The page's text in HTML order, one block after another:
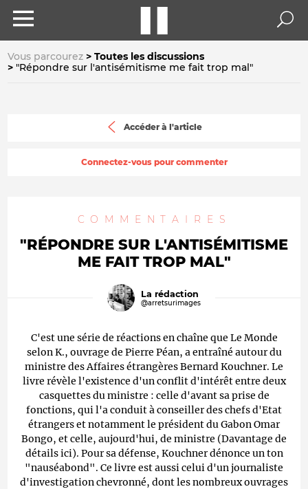
Vous parcourez
Toutes les discussions
"Répondre sur l'antisémitisme me fait trop mal"
Accéder à l'article
Connectez-vous pour commenter
COMMENTAIRES
"RÉPONDRE SUR L'ANTISÉMITISME
ME FAIT TROP MAL"
La rédaction
@arretsurimages
C'est une série de réactions en chaîne que Le Monde
selon K., ouvrage de Pierre Péan, a entraîné autour du
ministre des Affaires étrangères Bernard Kouchner. Le
livre révèle l'existence d'un conflit d'intérêt entre deux
casquettes du ministre : celle d'avant sa prise de
fonctions, qui l'a conduit à conseiller des chefs d'Etat
étrangers et notamment le président du Gabon Omar
Bongo, et celle, aujourd'hui, de ministre (Davantage de
détails ici). Pour sa défense, Kouchner dénonce un ton
"nauséabond". Ce livre est aussi celui d'un journaliste
d'investigation chevronné, dont les nombreux ouvrages